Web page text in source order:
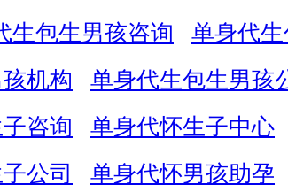
生包生男孩咨询
单身代
机构
单身代生包生男孩
咨询
单身代怀生子中心
公司
单身代怀男孩助孕